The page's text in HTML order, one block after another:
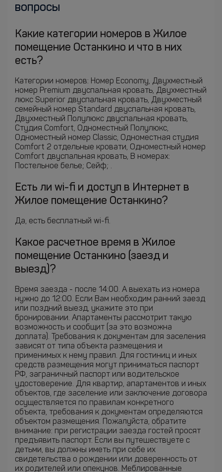
вопросы
Какие категории номеров в Жилое
помещение Останкино и что в них
есть?
Категории номеров: Номер Economy, Двухместный
номер Premium двуспальная кровать, Двухместный
люкс Superior двуспальная кровать, Двухместный
семейный номер Standard двуспальная кровать,
Двухместный Полулюкс двуспальная кровать,
Студия Comfort, Одноместный Полулюкс,
Одноместный номер Classic, Одноместная студия
Comfort 2 отдельные кровати, Одноместный номер
Comfort двуспальная кровать, В номерах:
Постельное белье; Сейф; .
Есть ли wi-fi и доступ в Интернет в
Жилое помещение Останкино?
Да, есть бесплатный wi-fi.
Какое расчетное время в Жилое
помещение Останкино (заезд и
выезд)?
Время заезда - после 14:00. А выехать из номера
нужно до 12:00. Если Вам необходим ранний заезд
или поздний выезд, укажите это при
бронировании. Апартаменты рассмотрит такую
возможность и сообщит (за это возможна
доплата). Требования к документам для заселения
зависят от типа объекта размещения и
применимых к нему правил. Для гостиниц и иных
средств размещения могут приниматься паспорт
РФ, заграничный паспорт или водительское
удостоверение. Для квартир, апартаментов и иных
объектов, где заселение или заключение договора
осуществляется по правилам конкретного
объекта, требования к документам определяются
объектом размещения. Пожалуйста, обратите
внимание: при регистрации заезда гостей просят
предъявить паспорт. Если вы путешествуете с
детьми, вы должны иметь при себе их
свидетельства о рождении или доверенность от
их родителей или опекунов. Меблированные